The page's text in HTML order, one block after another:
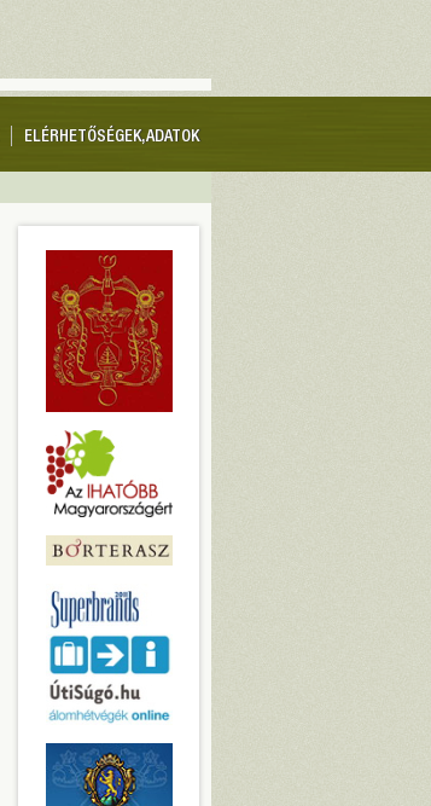
ELÉRHETŐSÉGEK, ADATOK